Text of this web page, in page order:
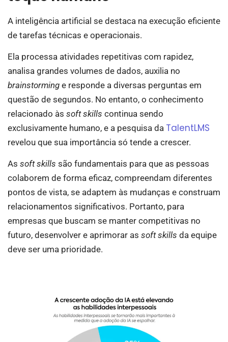
A inteligência artificial se destaca na execução eficiente
de tarefas técnicas e operacionais.
Ela processa atividades repetitivas com rapidez,
analisa grandes volumes de dados, auxilia no
brainstorming e responde a diversas perguntas em
questão de segundos. No entanto, o conhecimento
relacionado às soft skills continua sendo
exclusivamente humano, e a pesquisa da TalentLMS
revelou que sua importância só tende a crescer.
As soft skills são fundamentais para que as pessoas
colaborem de forma eficaz, compreendam diferentes
pontos de vista, se adaptem às mudanças e construam
relacionamentos significativos. Portanto, para
empresas que buscam se manter competitivas no
futuro, desenvolver e aprimorar as soft skills da equipe
deve ser uma prioridade.